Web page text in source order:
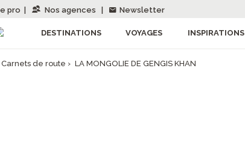
pro Nos agences Newsletter
DESTINATIONS VOYAGES INSPIRATIONS
Carnets de route › LA MONGOLIE DE GENGIS KHAN